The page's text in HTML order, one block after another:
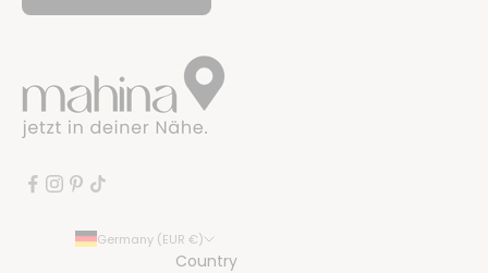
Germany (EUR €)
Country